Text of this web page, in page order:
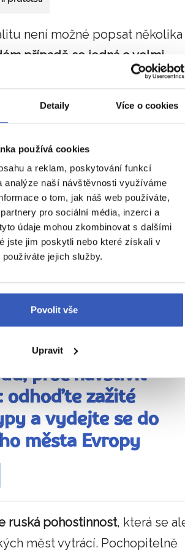
Detaily Více o cookies
používá cookies
a reklam, poskytování funkcí
analýze naší návštěvnosti využíváme
o tom, jak náš web používáte,
pro sociální média, inzerci a
údaje mohou zkombinovat s dalšími
jste jim poskytli nebo které získali v
jejich služby.
Povolit vše
Upravit
není možné popsat několika
případě se jedná o velmi
Všichni Rusové dobře
ruské turisty, kteří mají peníze,
a chovají se, jako by jim patřil.
jsou však velmi příjemní a
nás jsou možná příliš
po velmi krátké době
oslovování křestním jménem) a
osobními otázkami.
téma
proč navštívit
odhoďte zažité
a vydejte se do
města Evropy
ruská pohostinnost, která se
měst vytrácí. Pochopitelně